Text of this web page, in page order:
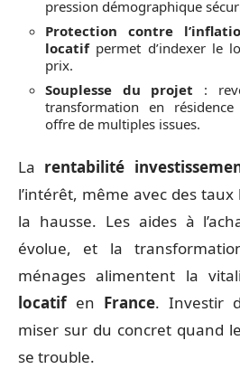
pression démographique
Protection contre
locatifpermet d’indexer le
prix.
Souplesse du projet :
transformation en
offre de multiples issues.
La rentabilité
l’intérêt, même avec des
la hausse. Les aides à
évolue, et la
ménages alimentent la
locatifen France. Investir
miser sur du concret quand
se trouble.